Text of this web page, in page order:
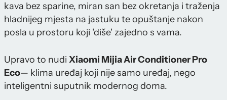
kava bez sparine, miran san bez okretanja i traženja
hladnijeg mjesta na jastuku te opuštanje nakon
posla u prostoru koji 'diše' zajedno s vama.
Upravo to nudi Xiaomi Mijia Air Conditioner Pro
Eco— klima uređaj koji nije samo uređaj, nego
inteligentni suputnik modernog doma.